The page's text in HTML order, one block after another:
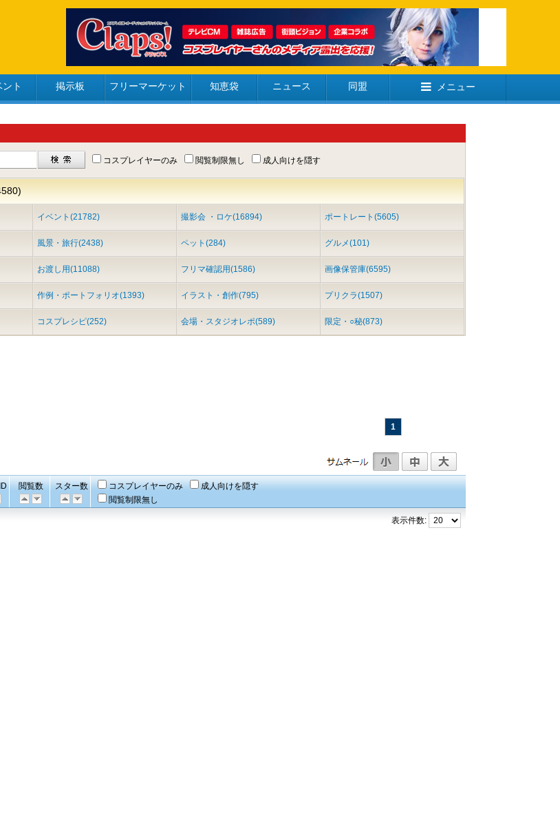
ント 掲示板 フリーマーケット 知恵袋 ニュース 同盟 メニュー
コスプレイヤーのみ 閲覧制限無し 成人向けを隠す
イベント(21782) 撮影会 ・ロケ(16894) ポートレート(5605)
風景・旅行(2438) ペット(284) グルメ(101)
お渡し用(11088) フリマ確認用(1586) 画像保管庫(6595)
作例・ポートフォリオ(1393) イラスト・創作(795) プリクラ(1507)
コスプレシピ(252) 会場・スタジオレポ(589) 限定・○秘(873)
1
閲覧数 スター数 コスプレイヤーのみ
成人向けを隠す
閲覧制限無し
表示件数: